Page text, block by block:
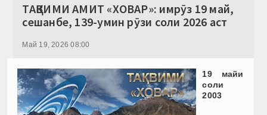
ТАҚВИМИ АМИТ «ХОВАР»: имрӯз 19 май,
сешанбе, 139-умин рӯзи соли 2026 аст
Май 19, 2026 08:00
19 майи
соли
2003